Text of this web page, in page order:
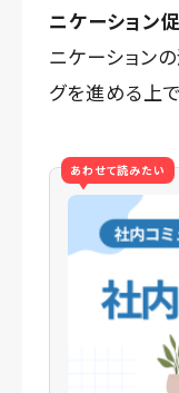
ニケーション
ニケーション
グを進める上
あわせて読みたい